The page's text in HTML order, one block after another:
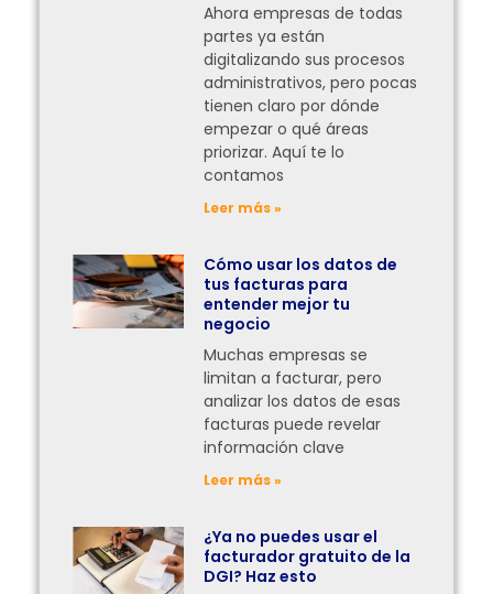
Ahora empresas de todas
partes ya están
digitalizando sus procesos
administrativos, pero pocas
tienen claro por dónde
empezar o qué áreas
priorizar. Aquí te lo
contamos
Leer más »
Cómo usar los datos de
tus facturas para
entender mejor tu
negocio
Muchas empresas se
limitan a facturar, pero
analizar los datos de esas
facturas puede revelar
información clave
Leer más »
¿Ya no puedes usar el
facturador gratuito de la
DGI? Haz esto